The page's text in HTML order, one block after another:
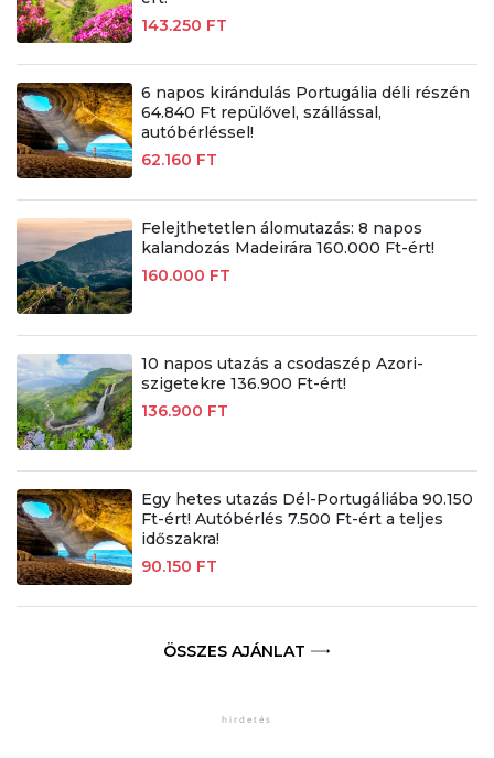
143.250 FT
6 napos kirándulás Portugália déli részén
64.840 Ft repülővel, szállással,
autóbérléssel!
62.160 FT
Felejthetetlen álomutazás: 8 napos
kalandozás Madeirára 160.000 Ft-ért!
160.000 FT
10 napos utazás a csodaszép Azori-
szigetekre 136.900 Ft-ért!
136.900 FT
Egy hetes utazás Dél-Portugáliába 90.150
Ft-ért! Autóbérlés 7.500 Ft-ért a teljes
időszakra!
90.150 FT
ÖSSZES AJÁNLAT